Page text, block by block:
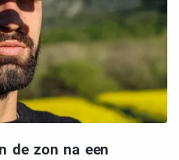
de zon na een